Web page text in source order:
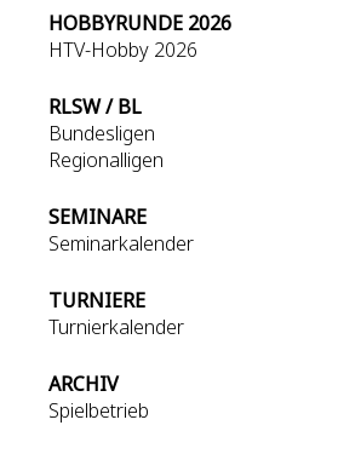
HOBBYRUNDE 2026
HTV-Hobby 2026
RLSW / BL
Bundesligen
Regionalligen
SEMINARE
Seminarkalender
TURNIERE
Turnierkalender
ARCHIV
Spielbetrieb